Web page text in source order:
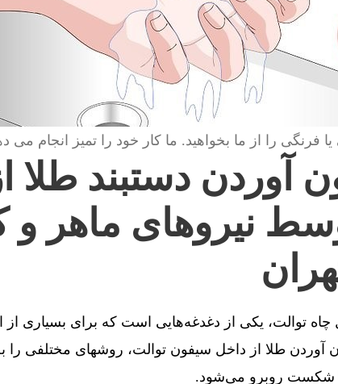
فرنگی را از ما بخواهید. ما کار خود را تمیز انجام می
آوردن دستبند طلا
نیروهای ماهر و
چاه توالت، یکی از دغدغه‌هایی است که برای بسیاری
آوردن طلا از داخل سیفون توالت، روشهای مختلفی را
شکست روبرو می‌شود.